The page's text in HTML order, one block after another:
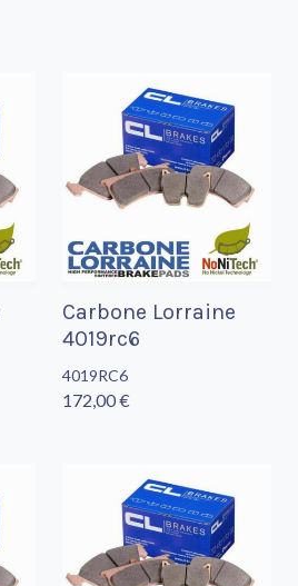
Carbone Lorraine
4019rc6
4019RC6
172,00 €